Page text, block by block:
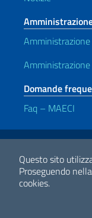
Questo sito
Proseguendo
cookies.
Domande
Faq – MAECI
Link Utili